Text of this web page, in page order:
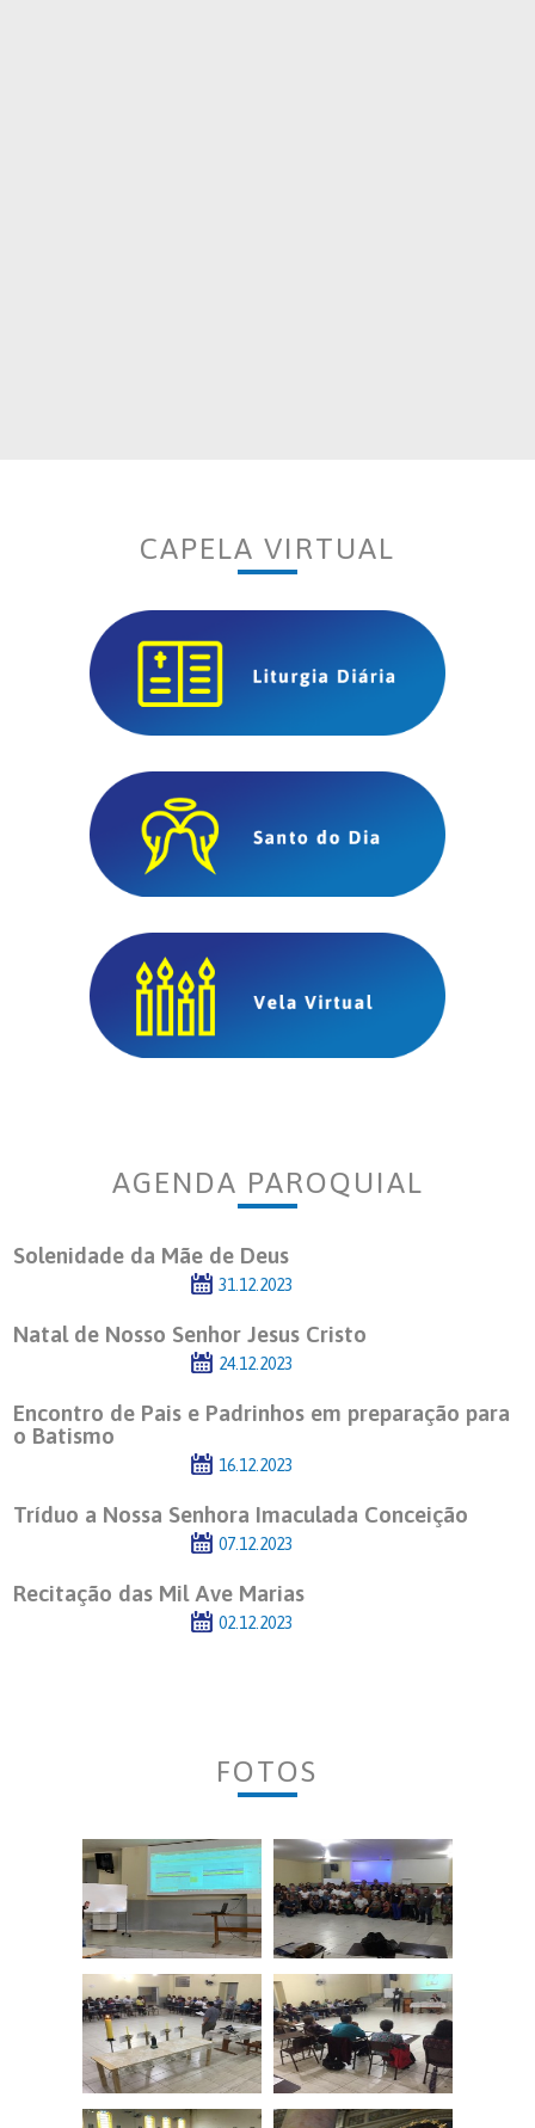
CAPELA VIRTUAL
AGENDA PAROQUIAL
Solenidade da Mãe de Deus
31.12.2023
Natal de Nosso Senhor Jesus Cristo
24.12.2023
Encontro de Pais e Padrinhos em preparação para
o Batismo
16.12.2023
Tríduo a Nossa Senhora Imaculada Conceição
07.12.2023
Recitação das Mil Ave Marias
02.12.2023
FOTOS